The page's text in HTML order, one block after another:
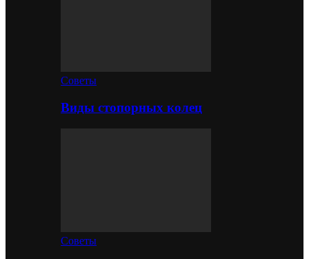
Советы
Виды стопорных колец
Советы